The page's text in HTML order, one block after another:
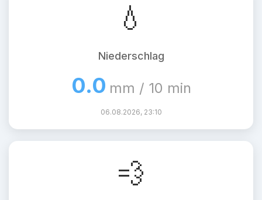
💧
Niederschlag
0.0 mm / 10 min
06.08.2026, 23:10
💨